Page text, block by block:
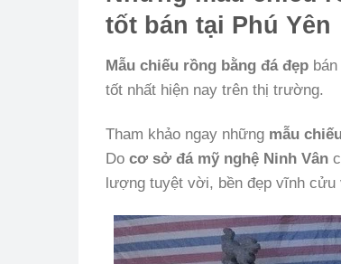
tốt bán tại Phú Yên
Mẫu chiếu rồng bằng đá đẹp
tốt nhất hiện nay trên thị trường.
Tham khảo ngay những mẫu
Do cơ sở đá mỹ nghệ Ninh Vân
lượng tuyệt vời, bền đẹp vĩnh cửu